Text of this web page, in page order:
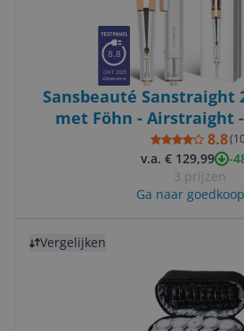
8.8
OKT 2025
Sansbeauté Sanstraight
met Föhn - Airstraight
coating - Classic
8.8(
v.a. € 129,99
-
3 prijzen
Ga naar
Vergelijken